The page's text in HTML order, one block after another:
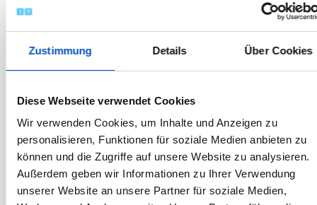
Zustimmung Details Über Cookies
Diese Webseite verwendet Cookies
Wir verwenden Cookies, um Inhalte und Anzeigen zu
personalisieren, Funktionen für soziale Medien anbieten zu
können und die Zugriffe auf unsere Website zu analysieren.
Außerdem geben wir Informationen zu Ihrer Verwendung
unserer Website an unsere Partner für soziale Medien,
September 2020
August 2020
Juli 2020
Juni 2020
Mai 2020
März 2020
Februar 2020
Januar 2020